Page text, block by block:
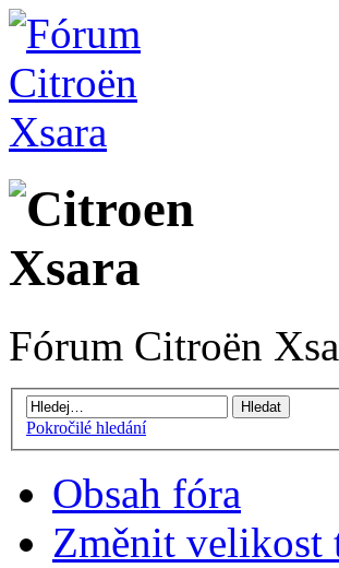
Fórum Citroën
Pokročilé hledání
Obsah fóra
Změnit velikost